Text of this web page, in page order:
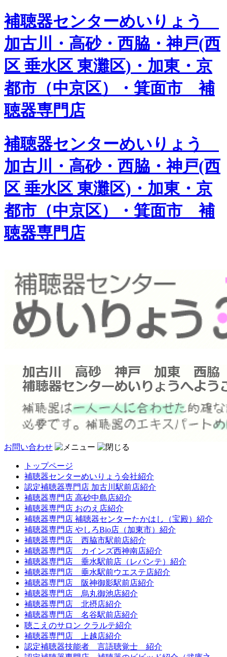
補聴器センターめいりょう
加古川・高砂・西脇・神戸(西
区 垂水区 東灘区)・加東・京
都市（中京区）・箕面市 補
聴器専門店
補聴器センターめいりょう
加古川・高砂・西脇・神戸(西
区 垂水区 東灘区)・加東・京
都市（中京区）・箕面市 補
聴器専門店
お問い合わせ
トップページ
補聴器センターめいりょう会社紹介
認定補聴器専門店 加古川駅前店紹介
補聴器専門店 高砂中島店紹介
補聴器専門店 おのえ店紹介
補聴器専門店 補聴器センターたかはし（宝殿）紹介
補聴器専門店 やしろBio店（加東市）紹介
補聴器専門店 西脇市駅前店紹介
補聴器専門店 カインズ西神南店紹介
補聴器専門店 垂水駅前店（レバンテ）紹介
補聴器専門店 垂水駅前ウエステ店紹介
補聴器専門店 阪神御影駅前店紹介
補聴器専門店 烏丸御池店紹介
補聴器専門店 北摂店紹介
補聴器専門店 名谷駅前店紹介
聴こえのサロン クラルテ紹介
補聴器専門店 上越店紹介
認定補聴器技能者 言語聴覚士 紹介